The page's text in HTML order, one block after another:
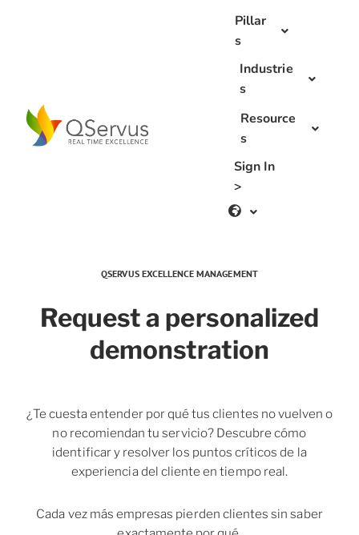
Pillar
s
Industrie
s
Resource
s
Sign In
>
QSERVUS EXCELLENCE MANAGEMENT
Request a personalized
demonstration
¿Te cuesta entender por qué tus clientes no vuelven o
no recomiendan tu servicio? Descubre cómo
identificar y resolver los puntos críticos de la
experiencia del cliente en tiempo real.
Cada vez más empresas pierden clientes sin saber